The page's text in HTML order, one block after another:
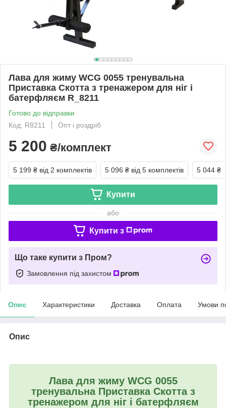
Лава для жиму WCG 0055 тренувальна
Приставка Скотта з тренажером для ніг і
батерфляєм R_8211
Готово до відправки
Код: R8211
Опт і роздріб
5 200 ₴/комплект
5 199 ₴ від 2 комплектів 5 096 ₴ від 5 комплектів 5 044 ₴
Купити
або
Купити з
Що таке купити з Пром?
Замовлення під захистом
Опис Характеристики Доставка Оплата Умови
Опис
Лава для жиму WCG 0055
тренувальна Приставка Скотта з
тренажером для ніг і батерфляєм